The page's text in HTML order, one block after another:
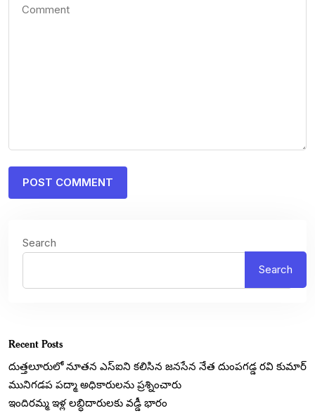
Search
Search
Recent Posts
దుత్తలూరులో నూతన ఎస్‌ఐని కలిసిన జనసేన నేత దుంపగడ్డ రవి కుమార్
మునిగడప పద్మా అధికారులను ప్రశ్నించారు
ఇందిరమ్మ ఇళ్ల లబ్ధిదారులకు వడ్డీ భారం